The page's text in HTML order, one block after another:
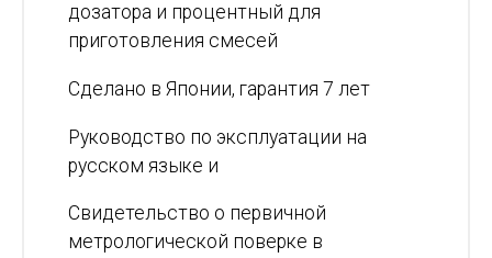
дозатора и процентный для
приготовления смесей
Сделано в Японии, гарантия 7 лет
Руководство по эксплуатации на
русском языке и
Свидетельство о первичной
метрологической поверке в